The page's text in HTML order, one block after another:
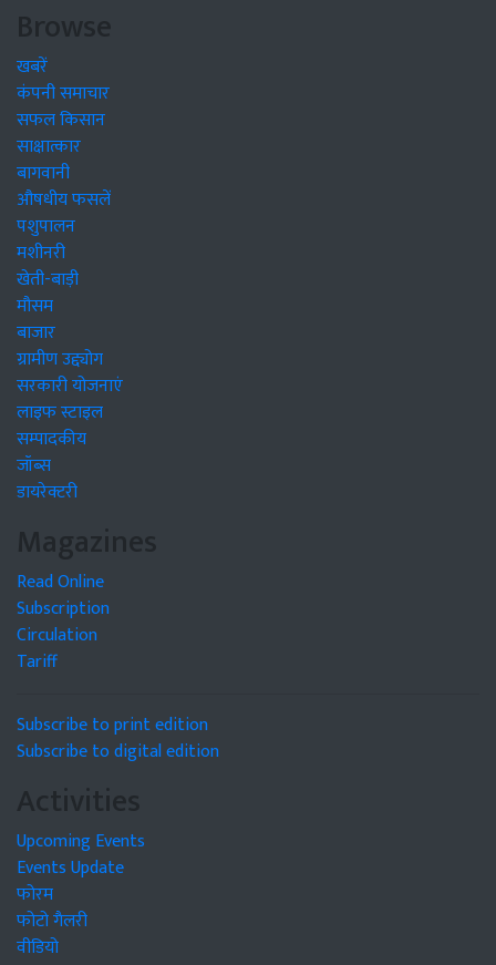
Browse
खबरें
कंपनी समाचार
सफल किसान
साक्षात्कार
बागवानी
औषधीय फसलें
पशुपालन
मशीनरी
खेती-बाड़ी
मौसम
बाजार
ग्रामीण उद्द्योग
सरकारी योजनाएं
लाइफ स्टाइल
सम्पादकीय
जॉब्स
डायरेक्टरी
Magazines
Read Online
Subscription
Circulation
Tariff
Subscribe to print edition
Subscribe to digital edition
Activities
Upcoming Events
Events Update
फोरम
फोटो गैलरी
वीडियो